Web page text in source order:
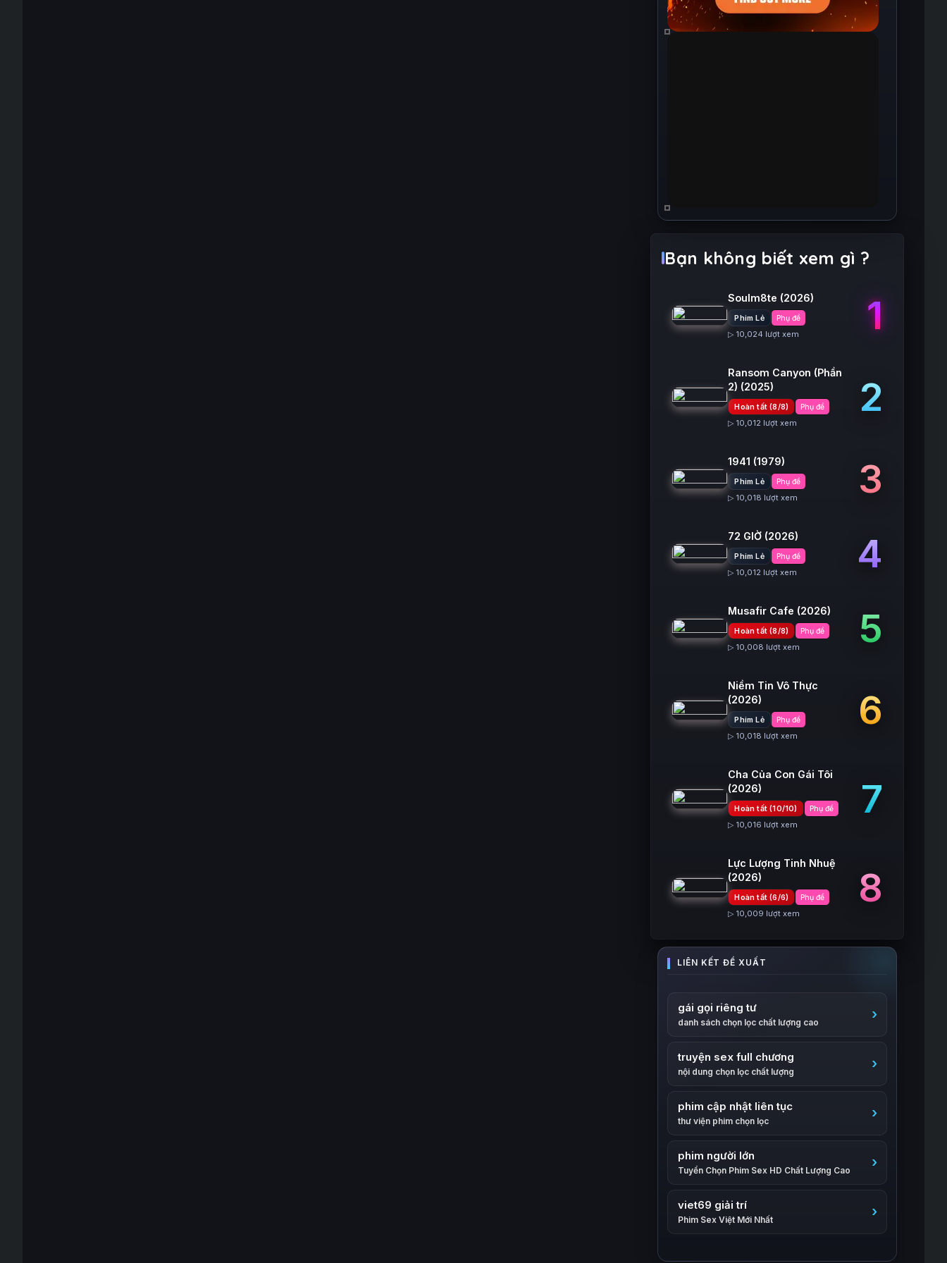
Bạn không biết xem gì ?
Soulm8te (2026)
Phim Lẻ Phụ đề
▷ 10,024 lượt xem 1
Ransom Canyon (Phần
2) (2025)
Hoàn tất (8/8) Phụ đề
▷ 10,012 lượt xem
2
1941 (1979)
Phim Lẻ Phụ đề
▷ 10,018 lượt xem 3
72 GIỜ (2026)
Phim Lẻ Phụ đề
▷ 10,012 lượt xem 4
Musafir Cafe (2026)
Hoàn tất (8/8) Phụ đề
▷ 10,008 lượt xem 5
Niềm Tin Vô Thực
(2026)
Phim Lẻ Phụ đề
▷ 10,018 lượt xem
6
Cha Của Con Gái Tôi
(2026)
Hoàn tất (10/10) Phụ đề
▷ 10,016 lượt xem
7
Lực Lượng Tinh Nhuệ
(2026)
Hoàn tất (6/6) Phụ đề
▷ 10,009 lượt xem
8
gái gọi riêng tư
danh sách chọn lọc chất lượng cao
truyện sex full chương
nội dung chọn lọc chất lượng
phim cập nhật liên tục
thư viện phim chọn lọc
phim người lớn
Tuyển Chọn Phim Sex HD Chất Lượng Cao
viet69 giải trí
Phim Sex Việt Mới Nhất